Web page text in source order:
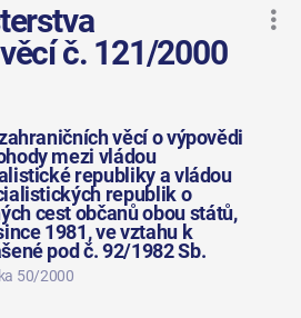
č. 121/2000
věcí o výpovědi
mezi vládou
republiky a vládou
republik o
cest občanů obou států,
1981, ve vztahu k
pod č. 92/1982 Sb.
50/2000